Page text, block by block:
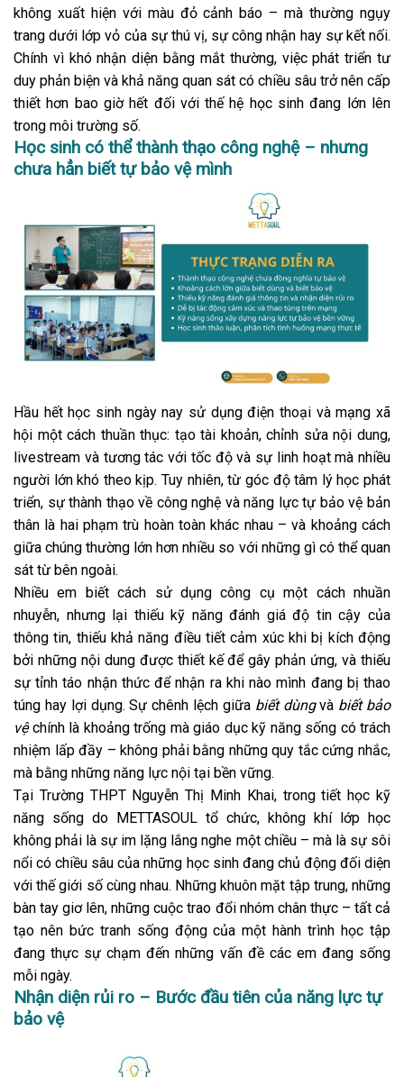
không xuất hiện với màu đỏ cảnh báo – mà thường ngụy
trang dưới lớp vỏ của sự thú vị, sự công nhận hay sự kết nối.
Chính vì khó nhận diện bằng mắt thường, việc phát triển tư
duy phản biện và khả năng quan sát có chiều sâu trở nên cấp
thiết hơn bao giờ hết đối với thế hệ học sinh đang lớn lên
trong môi trường số.
Học sinh có thể thành thạo công nghệ – nhưng
chưa hẳn biết tự bảo vệ mình
Hầu hết học sinh ngày nay sử dụng điện thoại và mạng xã
hội một cách thuần thục: tạo tài khoản, chỉnh sửa nội dung,
livestream và tương tác với tốc độ và sự linh hoạt mà nhiều
người lớn khó theo kịp. Tuy nhiên, từ góc độ tâm lý học phát
triển, sự thành thạo về công nghệ và năng lực tự bảo vệ bản
thân là hai phạm trù hoàn toàn khác nhau – và khoảng cách
giữa chúng thường lớn hơn nhiều so với những gì có thể quan
sát từ bên ngoài.
Nhiều em biết cách sử dụng công cụ một cách nhuần
nhuyễn, nhưng lại thiếu kỹ năng đánh giá độ tin cậy của
thông tin, thiếu khả năng điều tiết cảm xúc khi bị kích động
bởi những nội dung được thiết kế để gây phản ứng, và thiếu
sự tỉnh táo nhận thức để nhận ra khi nào mình đang bị thao
túng hay lợi dụng. Sự chênh lệch giữa biết dùngvà biết bảo
vệchính là khoảng trống mà giáo dục kỹ năng sống có trách
nhiệm lấp đầy – không phải bằng những quy tắc cứng nhắc,
mà bằng những năng lực nội tại bền vững.
Tại Trường THPT Nguyễn Thị Minh Khai, trong tiết học kỹ
năng sống do METTASOUL tổ chức, không khí lớp học
không phải là sự im lặng lắng nghe một chiều – mà là sự sôi
nổi có chiều sâu của những học sinh đang chủ động đối diện
với thế giới số cùng nhau. Những khuôn mặt tập trung, những
bàn tay giơ lên, những cuộc trao đổi nhóm chân thực – tất cả
tạo nên bức tranh sống động của một hành trình học tập
đang thực sự chạm đến những vấn đề các em đang sống
mỗi ngày.
Nhận diện rủi ro – Bước đầu tiên của năng lực tự
bảo vệ